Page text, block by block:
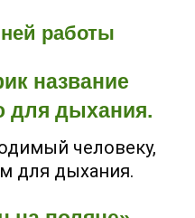
работы
название
для дыхания.
человеку,
для дыхания.